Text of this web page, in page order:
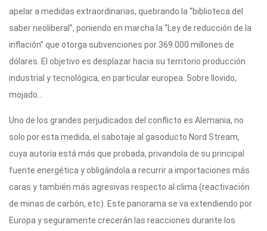
apelar a medidas extraordinarias, quebrando la “biblioteca del
saber neoliberal”, poniendo en marcha la “Ley de reducción de la
inflación” que otorga subvenciones por 369.000 millones de
dólares. El objetivo es desplazar hacia su territorio producción
industrial y tecnológica, en particular europea. Sobre llovido,
mojado…
Uno de los grandes perjudicados del conflicto es Alemania, no
solo por esta medida, el sabotaje al gasoducto Nord Stream,
cuya autoría está más que probada, privandola de su principal
fuente energética y obligándola a recurrir a importaciones más
caras y también más agresivas respecto al clima (reactivación
de minas de carbón, etc). Este panorama se va extendiendo por
Europa y seguramente crecerán las reacciones durante los